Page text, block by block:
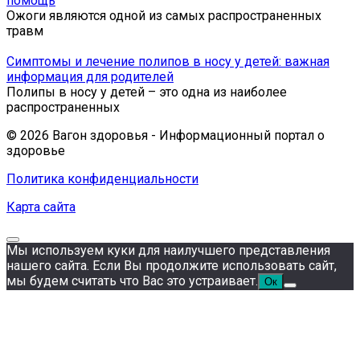
Ожоги являются одной из самых распространенных
травм
Симптомы и лечение полипов в носу у детей: важная
информация для родителей
Полипы в носу у детей – это одна из наиболее
распространенных
© 2026 Вагон здоровья - Информационный портал о
здоровье
Политика конфиденциальности
Карта сайта
Мы используем куки для наилучшего представления
нашего сайта. Если Вы продолжите использовать сайт,
мы будем считать что Вас это устраивает. Ок